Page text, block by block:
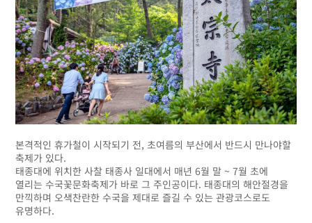
본격적인 휴가철이 시작되기 전, 초여름의 부산에서 반드시 만나야할
축제가 있다.
태종대에 위치한 사찰 태종사 일대에서 매년 6월 말 ~ 7월 초에
열리는 수국꽃문화축제가 바로 그 주인공이다. 태종대의 해안절경을
만끽하며 오색찬란한 수국을 제대로 즐길 수 있는 관광코스로도
유명하다.